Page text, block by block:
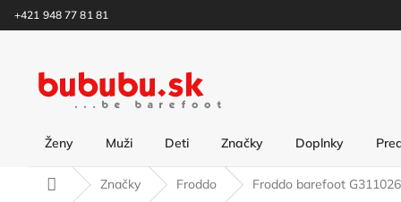
Prejsť+421 948 77 81 81
Ženy Muži Deti Značky Doplnky
DomovZnačky Froddo Froddo barefoot